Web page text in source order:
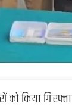
को किया